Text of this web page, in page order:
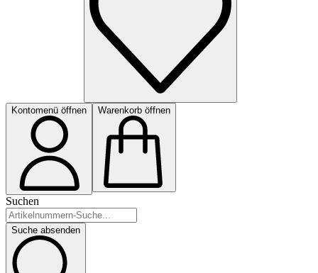
Kontomenü öffnen Warenkorb öffnen
Suchen
Suche absenden